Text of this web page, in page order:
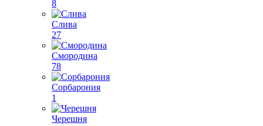
8
Слива
27
Смородина
78
Сорбарония
1
Черешня